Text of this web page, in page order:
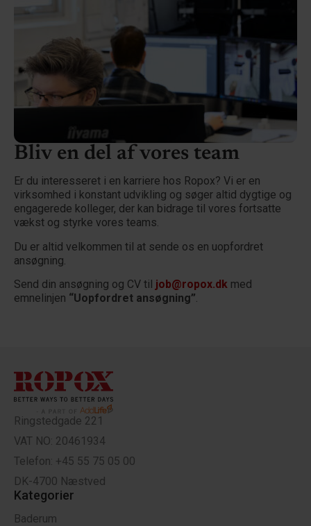
Bliv en del af vores team
Er du interesseret i en karriere hos Ropox? Vi er en
virksomhed i konstant udvikling og søger altid dygtige og
engagerede kolleger, der kan bidrage til vores fortsatte
vækst og styrke vores teams.
Du er altid velkommen til at sende os en uopfordret
ansøgning.
Send din ansøgning og CV til job@ropox.dk med
emnelinjen “Uopfordret ansøgning”.
Ringstedgade 221
VAT NO: 20461934
Telefon: +45 55 75 05 00
DK-4700 Næstved
Kategorier
Baderum